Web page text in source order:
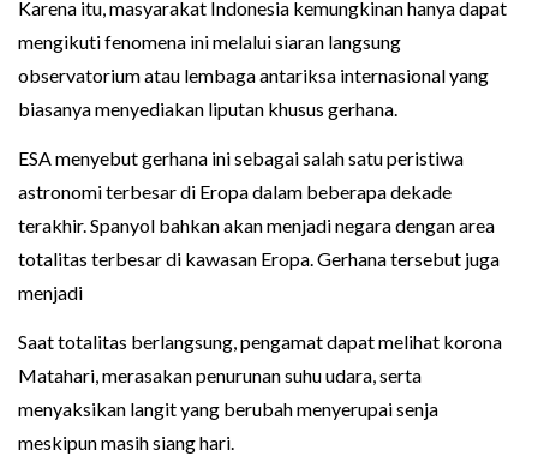
Karena itu, masyarakat Indonesia kemungkinan hanya dapat
mengikuti fenomena ini melalui siaran langsung
observatorium atau lembaga antariksa internasional yang
biasanya menyediakan liputan khusus gerhana.
ESA menyebut gerhana ini sebagai salah satu peristiwa
astronomi terbesar di Eropa dalam beberapa dekade
terakhir. Spanyol bahkan akan menjadi negara dengan area
totalitas terbesar di kawasan Eropa. Gerhana tersebut juga
menjadi
Saat totalitas berlangsung, pengamat dapat melihat korona
Matahari, merasakan penurunan suhu udara, serta
menyaksikan langit yang berubah menyerupai senja
meskipun masih siang hari.